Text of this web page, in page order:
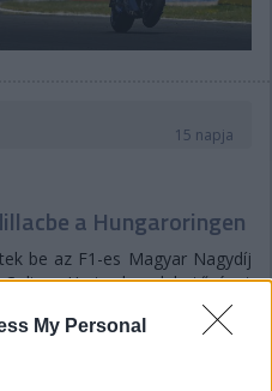
My Personal
15 napja
a Hungaroringen
be az F1-es Magyar Nagydíj
Herta kap lehetőséget
ez lesz a második
előzőleg Barcelonában
autóját foglalhatja el az